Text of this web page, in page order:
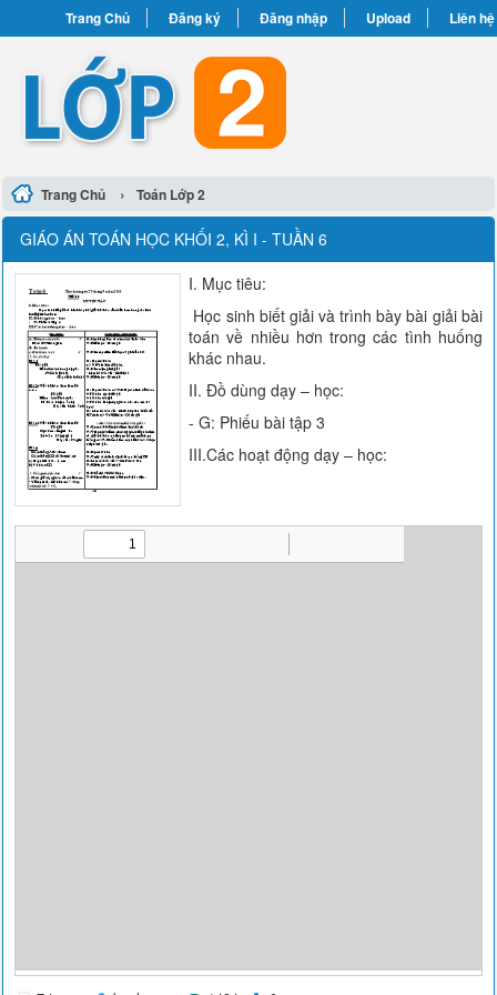
Trang Chủ Đăng ký Đăng nhập Upload Liên hệ
Trang Chủ › Toán Lớp 2
GIÁO ÁN TOÁN HỌC KHỐI 2, KÌ I - TUẦN 6
I. Mục tiêu:
Học sinh biết giải và trình bày bài giải bài
toán về nhiều hơn trong các tình huống
khác nhau.
II. Đồ dùng dạy – học:
- G: Phiếu bài tập 3
III.Các hoạt động dạy – học: